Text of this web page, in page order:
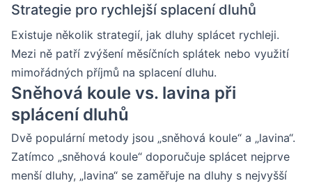
Strategie pro rychlejší splacení dluhů
Existuje několik strategií, jak dluhy splácet rychleji.
Mezi ně patří zvýšení měsíčních splátek nebo využití
mimořádných příjmů na splacení dluhu.
Sněhová koule vs. lavina při
splácení dluhů
Dvě populární metody jsou „sněhová koule“ a „lavina“.
Zatímco „sněhová koule“ doporučuje splácet nejprve
menší dluhy, „lavina“ se zaměřuje na dluhy s nejvyšší